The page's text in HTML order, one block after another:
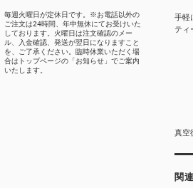
手軽
ティ
真空
関
毎週火曜日が定休日です。※お電話以外の
ご注文は24時間、年中無休にてお受けいた
しております。火曜日は注文確認のメー
ル、入金確認、発送が翌日になりますこと
を、ご了承ください。臨時休業いただく場
合はトップページの「お知らせ」でご案内
いたします。